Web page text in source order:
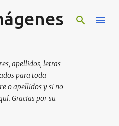
principal
apellidos, letras
para toda
o apellidos y si no
Gracias por su